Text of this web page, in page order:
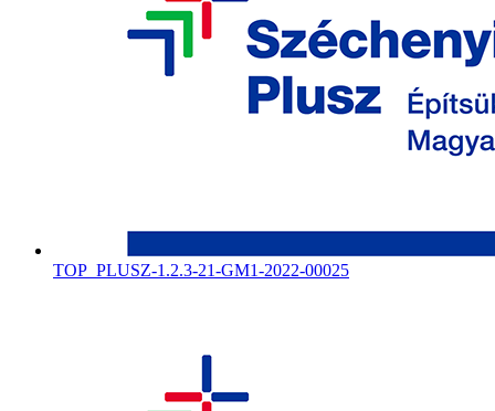
TOP_PLUSZ-1.2.3-21-GM1-2022-00025